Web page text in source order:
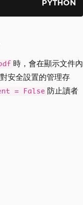
PYTHON
時，會在顯示文件內
安全設置的管理存
= False 防止讀者